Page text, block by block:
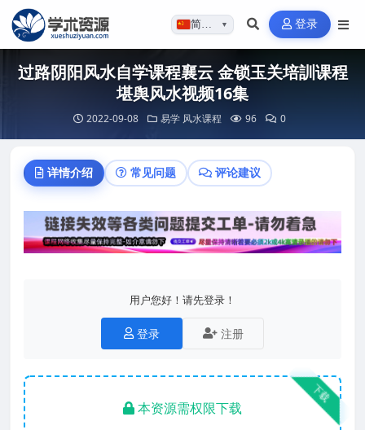
简体…▼ 登录
过路阴阳风水自学课程襄云 金锁玉关培訓课程
堪舆风水视频16集
2022-09-08 易学 风水课程 96 0
详情介绍 常见问题 评论建议
用户您好！请先登录！
登录 注册
下载
本资源需权限下载